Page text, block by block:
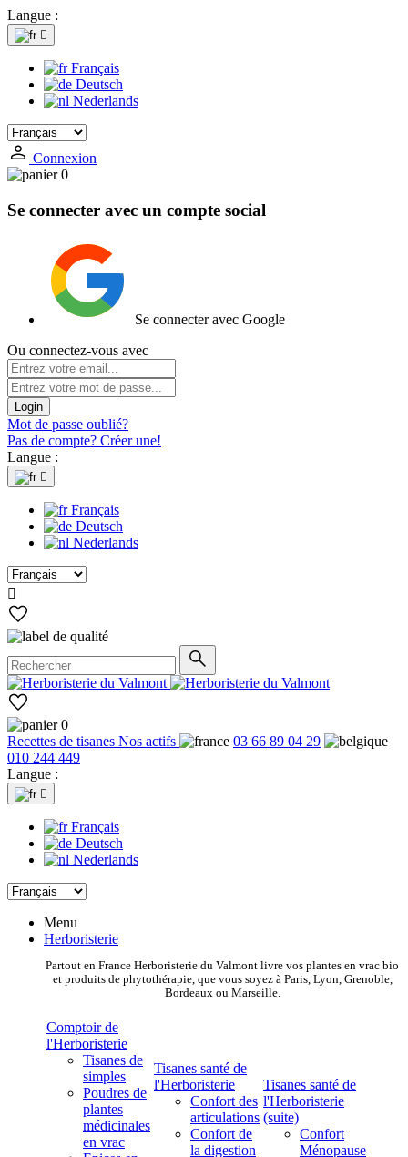
Langue :

Français
Deutsch
Nederlands
Connexion
0
Se connecter avec un compte social
Se connecter avec Google
Ou connectez-vous avec
Login
Mot de passe oublié?
Pas de compte? Créer une!
Langue :

Français
Deutsch
Nederlands

0
Recettes de tisanes Nos actifs
03 66 89 04 29
010 244 449
Langue :

Français
Deutsch
Nederlands
Menu
Herboristerie
Partout en France Herboristerie du Valmont livre vos plantes en vrac bio
et produits de phytothérapie, que vous soyez à Paris, Lyon, Grenoble,
Bordeaux ou Marseille.
Comptoir de
l'Herboristerie
Tisanes de
simples
Poudres de
plantes
médicinales
en vrac
Tisanes santé de
l'Herboristerie
Confort des
articulations
Confort de
la digestion
Tisanes santé de
l'Herboristerie
(suite)
Confort
Ménopause